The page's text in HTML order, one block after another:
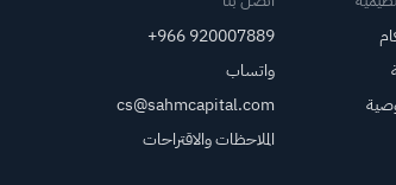
+966 920007889
واتساب
cs@sahmcapital.com
الملاحظات والاقتراحات